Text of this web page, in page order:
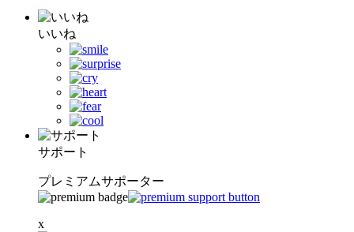
いいね
サポート
プレミアムサポーター
x